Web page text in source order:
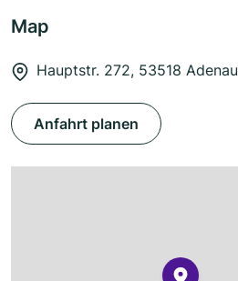
Map
Hauptstr. 272, 53518 Adenau
Anfahrt planen